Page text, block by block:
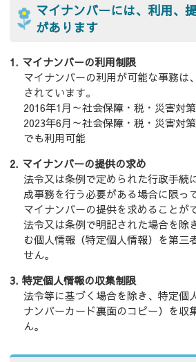
マイナンバーには、利用、
があります
マイナンバーの利用制限
マイナンバーの利用が可能な事務は
されています。
2016年1月～社会保障・税・災害対
2023年6月～社会保障・税・災害対
でも利用可能
マイナンバーの提供の求め
法令又は条例で定められた行政手続
成事務を行う必要がある場合に限っ
マイナンバーの提供を求めることが
法令又は条例で明記された場合を除
む個人情報（特定個人情報）を第三
せん。
特定個人情報の収集制限
法令等に基づく場合を除き、特定個
ナンバーカード裏面のコピー）を収
ん。